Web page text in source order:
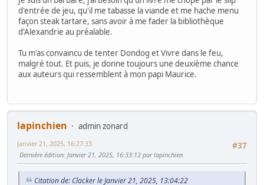
d'entrée de jeu, qu'il me tabasse la viande et me hache menu
façon steak tartare, sans avoir à me fader la bibliothèque
d'Alexandrie au préalable.
Tu m'as convaincu de tenter Dondog et Vivre dans le feu,
malgré tout. Et puis, je donne toujours une deuxième chance
aux auteurs qui ressemblent à mon papi Maurice.
lapinchien
admin zonard
#37
Janvier 21, 2025, 16:27:33
Dernière édition: Janvier 21, 2025, 16:33:12 par lapinchien
Citation de: Clacker le Janvier 21, 2025, 13:04:22